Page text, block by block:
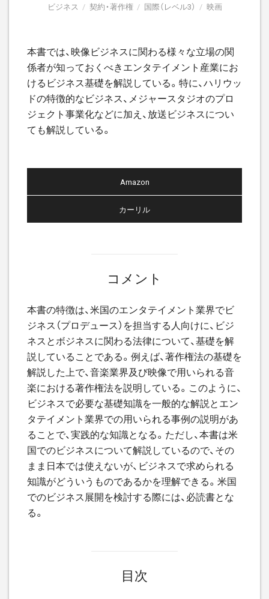
ビジネス 契約・著作権 国際（レベル3） 映画
本書では、映像ビジネスに関わる様々な立場の関
係者が知っておくべきエンタテイメント産業にお
けるビジネス基礎を解説している。特に、ハリウッ
ドの特徴的なビジネス、メジャースタジオのプロ
ジェクト事業化などに加え、放送ビジネスについ
ても解説している。
Amazon
カーリル
コメント
本書の特徴は、米国のエンタテイメント業界でビ
ジネス（プロデュース）を担当する人向けに、ビジ
ネスとボジネスに関わる法律について、基礎を解
説していることである。例えば、著作権法の基礎を
解説した上で、音楽業界及び映像で用いられる音
楽における著作権法を説明している。このように、
ビジネスで必要な基礎知識を一般的な解説とエン
タテイメント業界での用いられる事例の説明があ
ることで、実践的な知識となる。ただし、本書は米
国でのビジネスについて解説しているので、その
まま日本では使えないが、ビジネスで求められる
知識がどういうものであるかを理解できる。米国
でのビジネス展開を検討する際には、必読書とな
る。
目次